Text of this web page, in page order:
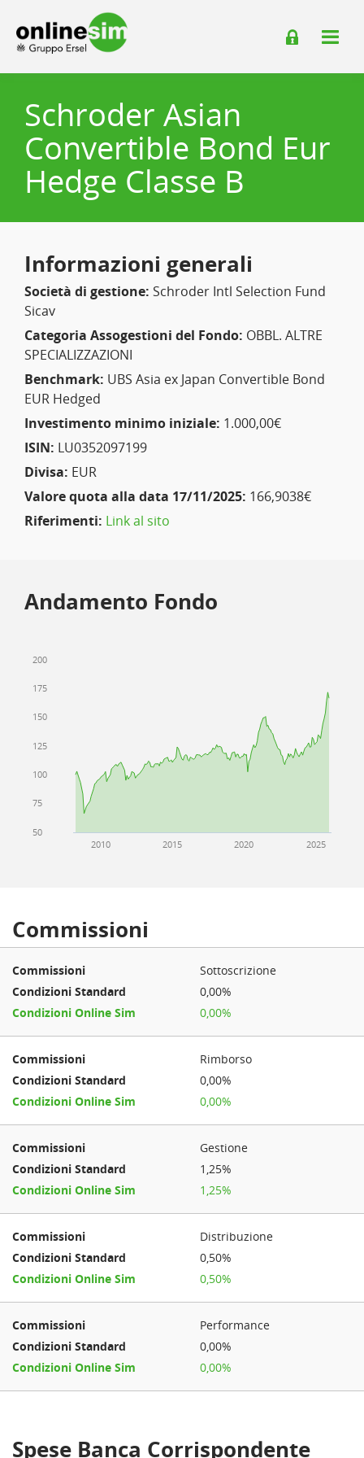
Schroder Asian
Convertible Bond Eur
Hedge Classe B
Informazioni generali
Società di gestione: Schroder Intl Selection Fund
Sicav
Categoria Assogestioni del Fondo: OBBL. ALTRE
SPECIALIZZAZIONI
Benchmark: UBS Asia ex Japan Convertible Bond
EUR Hedged
Investimento minimo iniziale: 1.000,00€
ISIN: LU0352097199
Divisa: EUR
Valore quota alla data 17/11/2025: 166,9038€
Riferimenti: Link al sito
Andamento Fondo
2010 2015 2020 2025
50
75
100
125
150
175
200
Commissioni
Sottoscrizione
0,00%
0,00%
Rimborso
0,00%
0,00%
Gestione
1,25%
1,25%
Distribuzione
0,50%
0,50%
Performance
0,00%
0,00%
Spese Banca Corrispondente